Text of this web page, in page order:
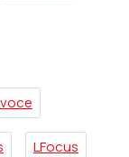
LFocus